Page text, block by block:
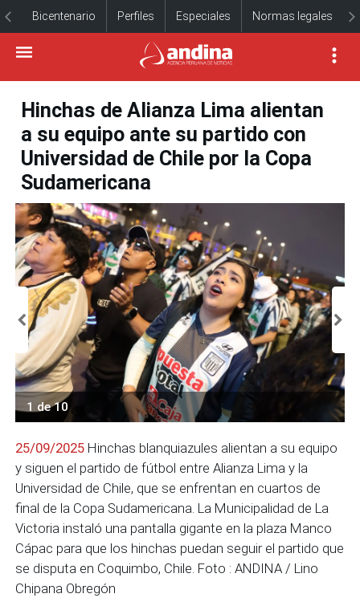
Bicentenario Perfiles Especiales Normas legales
Hinchas de Alianza Lima alientan
a su equipo ante su partido con
Universidad de Chile por la Copa
Sudamericana
1 de 10
25/09/2025 Hinchas blanquiazules alientan a su equipo
y siguen el partido de fútbol entre Alianza Lima y la
Universidad de Chile, que se enfrentan en cuartos de
final de la Copa Sudamericana. La Municipalidad de La
Victoria instaló una pantalla gigante en la plaza Manco
Cápac para que los hinchas puedan seguir el partido que
se disputa en Coquimbo, Chile. Foto : ANDINA / Lino
Chipana Obregón